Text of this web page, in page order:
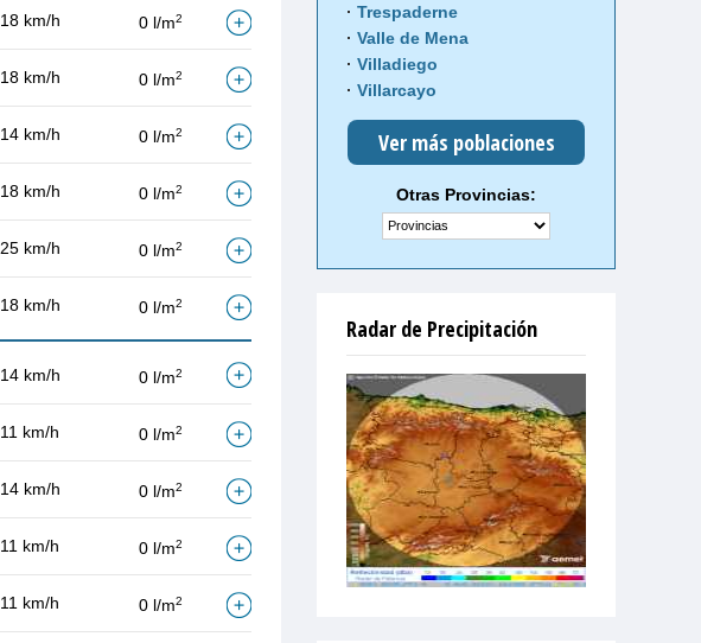
18 km/h 0 l/m2
18 km/h 0 l/m2
14 km/h 0 l/m2
18 km/h 0 l/m2
25 km/h 0 l/m2
18 km/h 0 l/m2
14 km/h 0 l/m2
11 km/h 0 l/m2
14 km/h 0 l/m2
11 km/h 0 l/m2
11 km/h 0 l/m2
Trespaderne
Valle de Mena
Villadiego
Villarcayo
Ver más poblaciones
Otras Provincias:
Radar de Precipitación